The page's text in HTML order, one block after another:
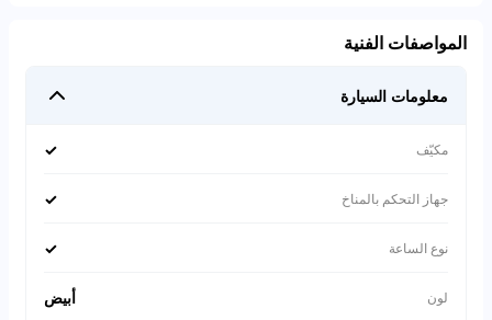
المواصفات الفنية
معلومات السيارة
مكيّف ✓
جهاز التحكم بالمناخ ✓
نوع الساعة ✓
لون أبيض